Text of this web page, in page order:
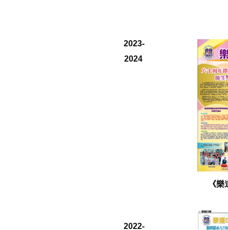
2023-
2024
《
2022-